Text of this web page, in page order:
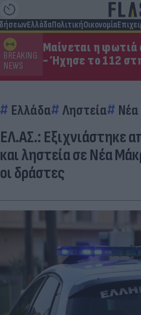
ΕλλάδαΠολιτικήΟικονομία
BREAKING
NEWS
Μαίνεται η φωτιά
- Ήχησε το 112
Ελλάδα Ληστεία
ΕΛ.ΑΣ.: Εξιχνιάστηκε
και ληστεία σε Νέα
οι δράστες